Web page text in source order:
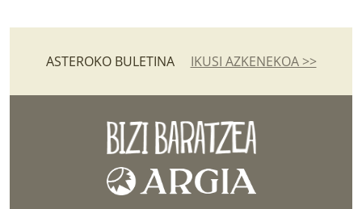
ASTEROKO BULETINA IKUSI AZKENEKOA >>